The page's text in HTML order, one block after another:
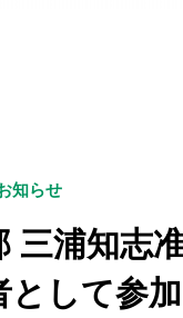
知らせ
三浦知志
として参